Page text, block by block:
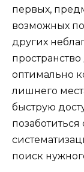
первых,
возможных
других
оптимально
лишнего
быструю
поиск